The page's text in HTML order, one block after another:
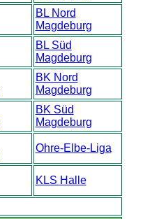
BL Nord
Magdeburg
BL Süd
Magdeburg
BK Nord
Magdeburg
BK Süd
Magdeburg
Ohre-Elbe-Liga
KLS Halle